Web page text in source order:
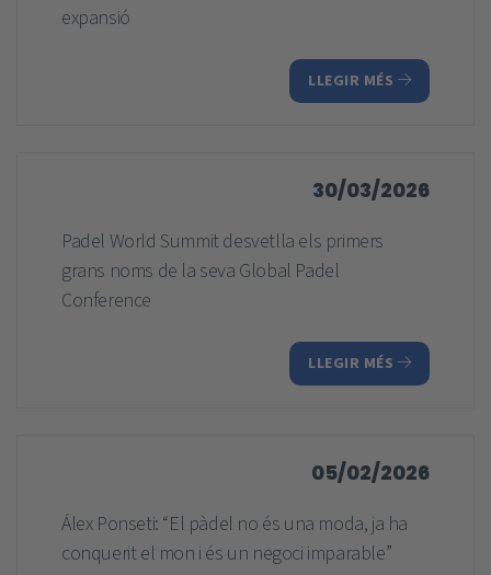
expansió
LLEGIR MÉS
30/03/2026
Padel World Summit desvetlla els primers
grans noms de la seva Global Padel
Conference
LLEGIR MÉS
05/02/2026
Álex Ponseti: “El pàdel no és una moda, ja ha
conquerit el mon i és un negoci imparable”